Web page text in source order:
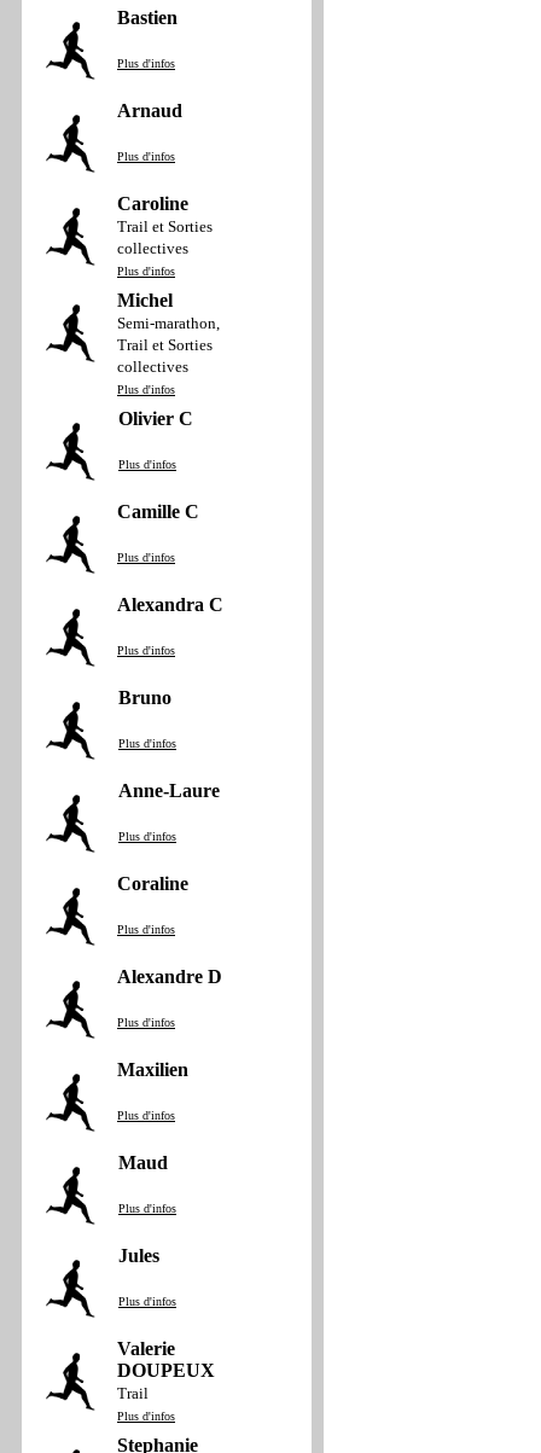
Bastien
Plus d'infos
Arnaud
Plus d'infos
Caroline
Trail et Sorties
collectives
Plus d'infos
Michel
Semi-marathon,
Trail et Sorties
collectives
Plus d'infos
Olivier C
Plus d'infos
Camille C
Plus d'infos
Alexandra C
Plus d'infos
Bruno
Plus d'infos
Anne‐Laure
Plus d'infos
Coraline
Plus d'infos
Alexandre D
Plus d'infos
Maxilien
Plus d'infos
Maud
Plus d'infos
Jules
Plus d'infos
Valerie
DOUPEUX
Trail
Plus d'infos
Stephanie